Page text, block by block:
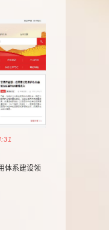
体系建设领